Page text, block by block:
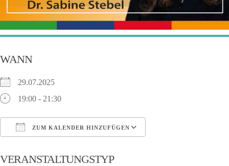
WANN
29.07.2025
19:00 - 21:30
ZUM KALENDER HINZUFÜGEN
VERANSTALTUNGSTYP